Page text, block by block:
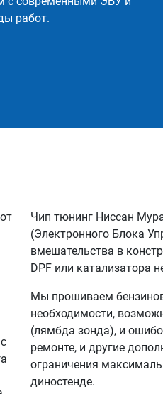
работ.
Чип тюнинг Ниссан
(Электронного Блока
вмешательства в
DPF или катализатора
Мы прошиваем
необходимости,
(лямбда зонда), и
ремонте, и другие
ограничения
диностенде.